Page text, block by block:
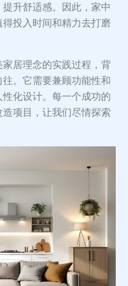
升舒适感。因此，家中
投入时间和精力去打磨
居理念的实践过程，背
。它需要兼顾功能性和
化设计。每一个成功的
项目，让我们尽情探索